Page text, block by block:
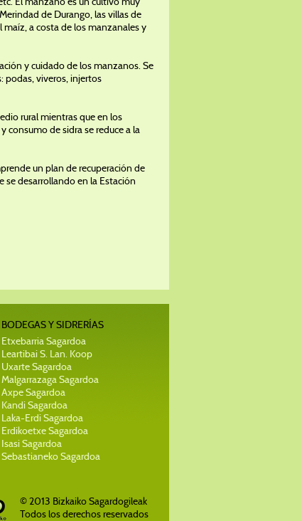
de Durango, las villas de
maíz, a costa de los manzanales y
y cuidado de los manzanos. Se
podas, viveros, injertos
rural mientras que en los
consumo de sidra se reduce a la
un plan de recuperación de
se desarrollando en la Estación
BODEGAS Y SIDRERÍAS
Etxebarria Sagardoa
Leartibai S. Lan. Koop
Uxarte Sagardoa
Malgarrazaga Sagardoa
Axpe Sagardoa
Kandi Sagardoa
Laka-Erdi Sagardoa
Erdikoetxe Sagardoa
Isasi Sagardoa
Sebastianeko Sagardoa
© 2013 Bizkaiko Sagardogileak
Todos los derechos reservados